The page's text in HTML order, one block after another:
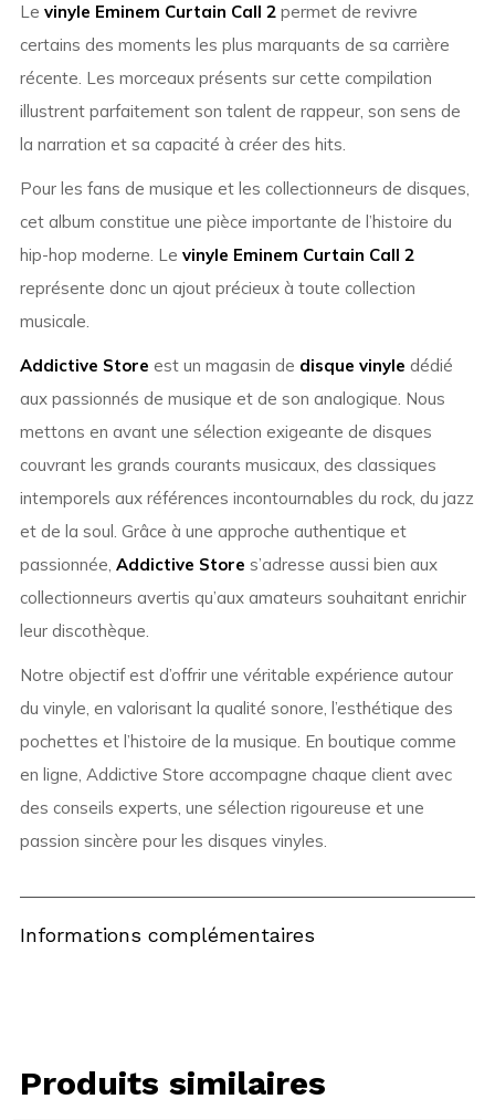
Le vinyle Eminem Curtain Call 2permet de revivre
certains des moments les plus marquants de sa carrière
récente. Les morceaux présents sur cette compilation
illustrent parfaitement son talent de rappeur, son sens de
la narration et sa capacité à créer des hits.
Pour les fans de musique et les collectionneurs de disques,
cet album constitue une pièce importante de l’histoire du
hip-hop moderne. Le vinyle Eminem Curtain Call 2
représente donc un ajout précieux à toute collection
musicale.
Addictive Store est un magasin de disque vinyle dédié
aux passionnés de musique et de son analogique. Nous
mettons en avant une sélection exigeante de disques
couvrant les grands courants musicaux, des classiques
intemporels aux références incontournables du rock, du jazz
et de la soul. Grâce à une approche authentique et
passionnée, Addictive Store s’adresse aussi bien aux
collectionneurs avertis qu’aux amateurs souhaitant enrichir
leur discothèque.
Notre objectif est d’offrir une véritable expérience autour
du vinyle, en valorisant la qualité sonore, l’esthétique des
pochettes et l’histoire de la musique. En boutique comme
en ligne, Addictive Store accompagne chaque client avec
des conseils experts, une sélection rigoureuse et une
passion sincère pour les disques vinyles.
Informations complémentaires
Produits similaires